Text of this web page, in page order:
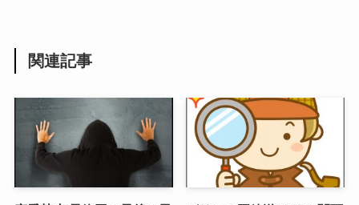
関連記事